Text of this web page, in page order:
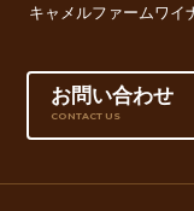
キャメルファームワイ
お問い合わせ
CONTACT US